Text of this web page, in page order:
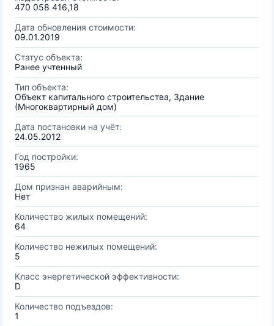
470 058 416,18
Дата обновления стоимости:
09.01.2019
Статус объекта:
Ранее учтенный
Тип объекта:
Объект капитального строительства, Здание
(Многоквартирный дом)
Дата постановки на учёт:
24.05.2012
Год постройки:
1965
Дом признан аварийным:
Нет
Количество жилых помещений:
64
Количество нежилых помещений:
5
Класс энергетической эффективности:
D
Количество подъездов:
1